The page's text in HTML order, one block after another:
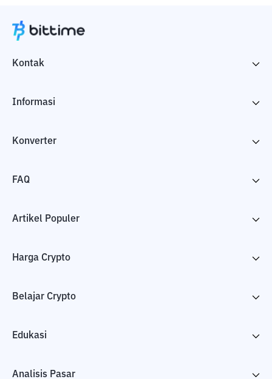
Kontak
Informasi
Konverter
FAQ
Artikel Populer
Harga Crypto
Belajar Crypto
Edukasi
Analisis Pasar